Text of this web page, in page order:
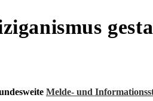
Melde- und